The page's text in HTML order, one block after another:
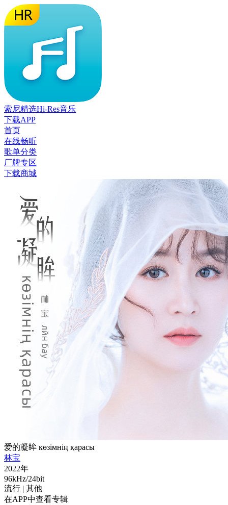
索尼精选Hi-Res音乐
下载APP
首页
在线畅听
歌单分类
厂牌专区
下载商城
爱的凝眸 көзімнің қарасы
林宝
2022年
96kHz/24bit
流行 | 其他
在APP中查看专辑